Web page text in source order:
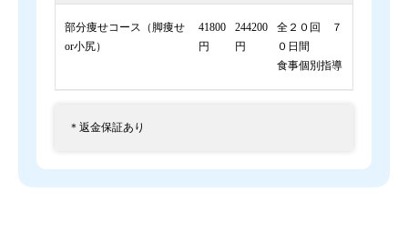
部分痩せコース（脚痩せ
or小尻）
41800
円
244200
円
全２０回 ７
０日間
食事個別指導
＊返金保証あり